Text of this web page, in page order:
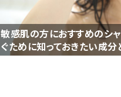
敏感肌の方におすすめのシ
ぐために知っておきたい成